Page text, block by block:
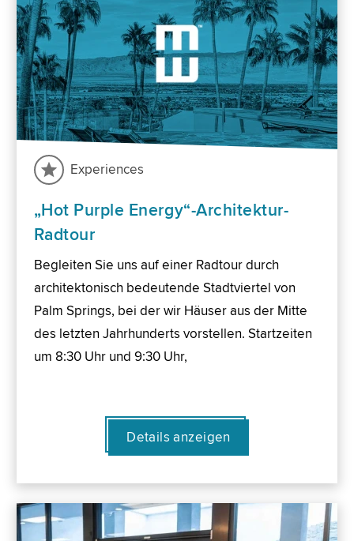
Experiences
„Hot Purple Energy“-Architektur-
Radtour
Begleiten Sie uns auf einer Radtour durch
architektonisch bedeutende Stadtviertel von
Palm Springs, bei der wir Häuser aus der Mitte
des letzten Jahrhunderts vorstellen. Startzeiten
um 8:30 Uhr und 9:30 Uhr,
Details anzeigen